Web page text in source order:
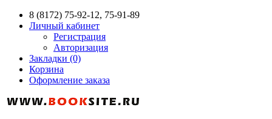
8 (8172) 75-92-12, 75-91-89
Личный кабинет
Регистрация
Авторизация
Закладки (0)
Корзина
Оформление заказа